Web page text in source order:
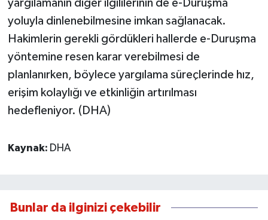
yargılamanın diğer ilgililerinin de e-Duruşma
yoluyla dinlenebilmesine imkan sağlanacak.
Hakimlerin gerekli gördükleri hallerde e-Duruşma
yöntemine resen karar verebilmesi de
planlanırken, böylece yargılama süreçlerinde hız,
erişim kolaylığı ve etkinliğin artırılması
hedefleniyor. (DHA)
Kaynak: DHA
Bunlar da ilginizi çekebilir